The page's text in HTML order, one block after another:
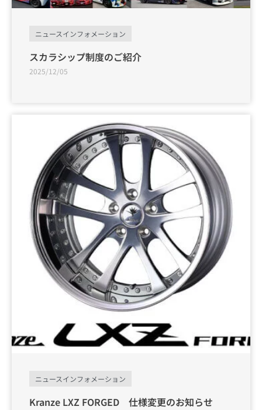
ニュースインフォメーション
スカラシップ制度のご紹介
2025/12/05
ニュースインフォメーション
Kranze LXZ FORGED 仕様変更のお知らせ